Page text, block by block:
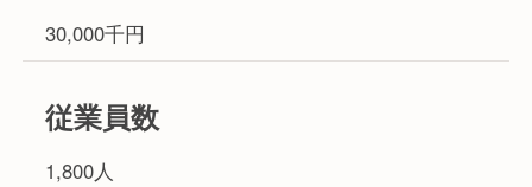
30,000千円
従業員数
1,800人